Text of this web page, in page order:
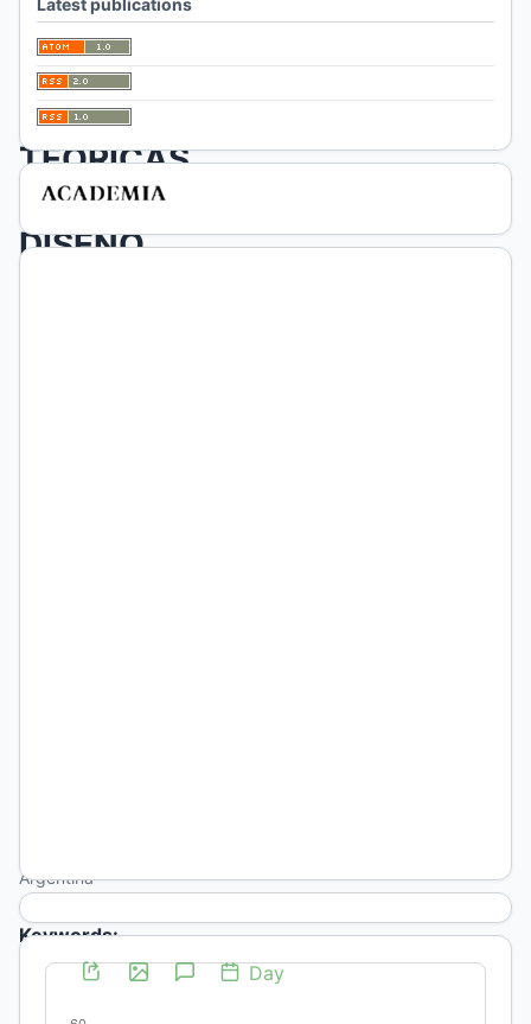
ETNICO-
CULTURAL.
APROXIMACIONES
TEÓRICAS
AL
DISEÑO
Argentina
Keywords:
Multiculturalidad,